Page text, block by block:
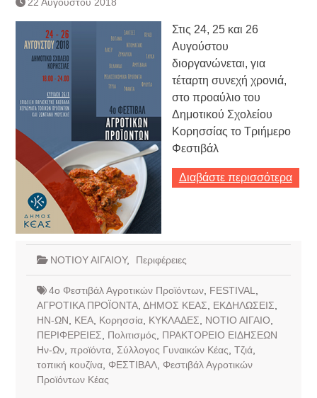
Ημερήσιο Δελτίο Τιμών
Συναλλάγματος &
Τραπεζογραμματίων 7-3-2019
Ημερήσιο Δελτίο Τιμών
Συναλλάγματος &
Τραπεζογραμματίων 4-3-2019
Κάθοδος αγροτών
Δικαιοσύνη
Στις 24, 25 και 26
Αυγούστου
διοργανώνεται, για
τέταρτη συνεχή χρονιά,
στο προαύλιο του
Δημοτικού Σχολείου
Κορησσίας το Τριήμερο
Φεστιβάλ
Διαβάστε περισσότερα
ΝΟΤΙΟΥ ΑΙΓΑΙΟΥ, Περιφέρειες
4ο Φεστιβάλ Αγροτικών Προϊόντων, FESTIVAL
ΑΓΡΟΤΙΚΑ ΠΡΟΪΟΝΤΑ, ΔΗΜΟΣ ΚΕΑΣ ΕΚΔΗΛΩΣΕΙΣ
ΗΝ-ΩΝ
ΚΕΑ, Κορησσία, ΚΥΚΛΑΔΕΣ ΝΟΤΙΟ ΑΙΓΑΙΟ
ΠΕΡΙΦΕΡΕΙΕΣ
Πολιτισμός
ΠΡΑΚΤΟΡΕΙΟ ΕΙΔΗΣΕΩΝ
Ην-Ων, προϊόντα, Σύλλογος Γυναικών Κέας Τζιά,
τοπική κουζίνα, ΦΕΣΤΙΒΑΛ, Φεστιβάλ Αγροτικών
Προϊόντων Κέας